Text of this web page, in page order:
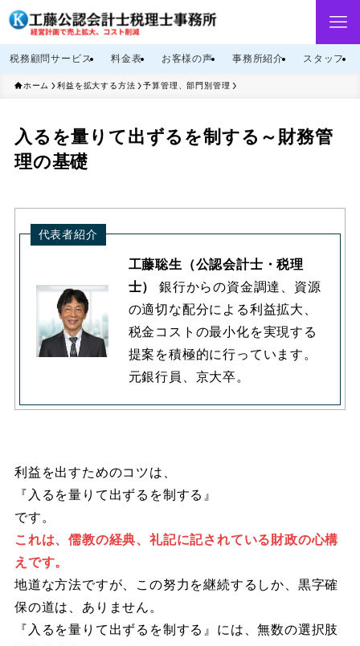
税務顧問サービス 料金表 お客様の声 事務所紹介 スタッフ
ホーム 利益を拡大する方法 予算管理、部門別管理
入るを量りて出ずるを制する～財務管
理の基礎
代表者紹介
工藤聡生（公認会計士・税理
士）
銀行からの資金調達、資源
の適切な配分による利益拡大、
税金コストの最小化を実現する
提案を積極的に行っています。
元銀行員、京大卒。
利益を出すためのコツは、
『入るを量りて出ずるを制する』
です。
これは、儒教の経典、礼記に記されている財政の心構
えです。
地道な方法ですが、この努力を継続するしか、黒字確
保の道は、ありません。
『入るを量りて出ずるを制する』には、無数の選択肢